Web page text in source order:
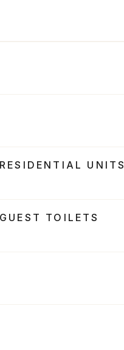
UNITS
TOILETS